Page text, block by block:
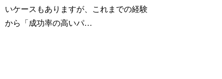
いケースもありますが、これまでの経験
から「成功率の高いパ…